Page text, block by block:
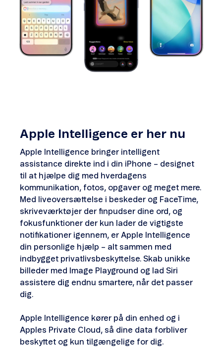
Apple Intelligence er her nu
Apple Intelligence bringer intelligent
assistance direkte ind i din iPhone – designet
til at hjælpe dig med hverdagens
kommunikation, fotos, opgaver og meget mere.
Med liveoversættelse i beskeder og FaceTime,
skriveværktøjer der finpudser dine ord, og
fokusfunktioner der kun lader de vigtigste
notifikationer igennem, er Apple Intelligence
din personlige hjælp – alt sammen med
indbygget privatlivsbeskyttelse. Skab unikke
billeder med Image Playground og lad Siri
assistere dig endnu smartere, når det passer
dig.
Apple Intelligence kører på din enhed og i
Apples Private Cloud, så dine data forbliver
beskyttet og kun tilgængelige for dig.